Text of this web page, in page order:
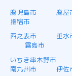
鹿児島市 鹿屋
指宿市
西之表市
垂水
霧島市
いちき串木野市
南九州市
伊佐